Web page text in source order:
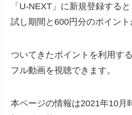
「U-NEXT」に新規登録する
試し期間と600円分のポイント
ついてきたポイントを利用す
フル動画を視聴できます。
本ページの情報は2021年10月